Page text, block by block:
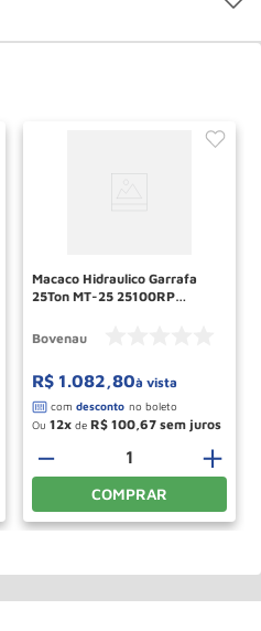
Macaco Hidraulico Garrafa
25Ton MT-25 25100RP
Bovenau
R$ 1.082 80à vista
Ou 12 de R$ 100 67
＋
－
COMPRAR